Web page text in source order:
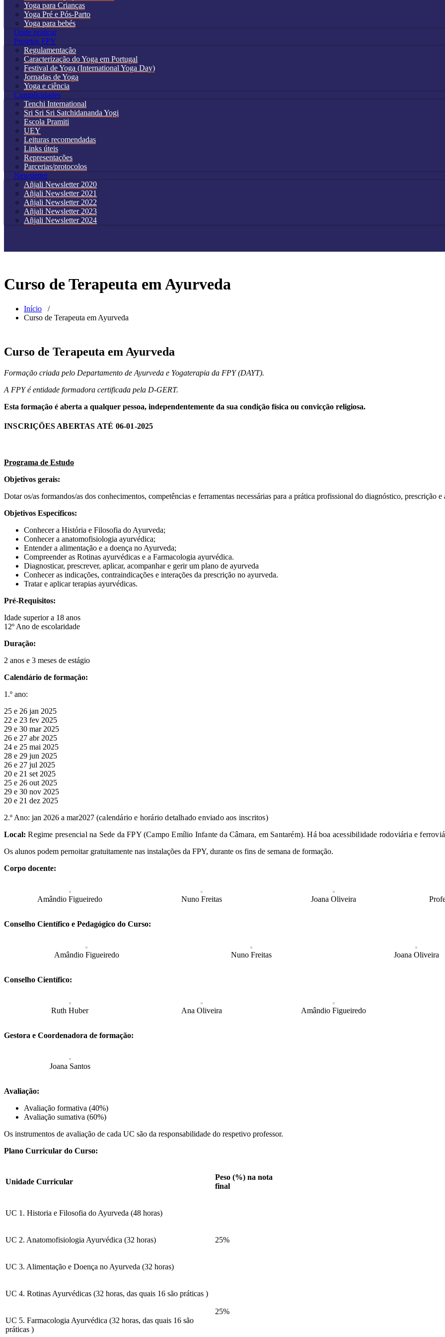
Yoga para Crianças
Yoga Pré e Pós-Parto
Yoga para bebés
Onde praticar
Projetos FPY
Regulamentação
Caracterização do Yoga em Portugal
Festival de Yoga (International Yoga Day)
Jornadas de Yoga
Yoga e ciência
Cumplicidades
Tenchi International
Sri Sri Sri Satchidananda Yogi
Escola Pramiti
UEY
Leituras recomendadas
Links úteis
Representações
Parcerias/protocolos
Newsletter
Añjali Newsletter 2020
Añjali Newsletter 2021
Añjali Newsletter 2022
Añjali Newsletter 2023
Añjali Newsletter 2024
Curso de Terapeuta em Ayurveda
Início /
Curso de Terapeuta em Ayurveda
Curso de Terapeuta em Ayurveda
Formação criada pelo Departamento de Ayurveda e Yogaterapia da FPY (DAYT).
A FPY é entidade formadora certificada pela D-GERT.
Esta formação é aberta a qualquer pessoa, independentemente da sua condição física ou convicção religiosa.
INSCRIÇÕES ABERTAS ATÉ 06-01-2025
Programa de Estudo
Objetivos gerais:
Dotar os/as formandos/as dos conhecimentos, competências e ferramentas necessárias para a prática profissional do diagnóstico, prescrição
Objetivos Específicos:
Conhecer a História e Filosofia do Ayurveda;
Conhecer a anatomofisiologia ayurvédica;
Entender a alimentação e a doença no Ayurveda;
Compreender as Rotinas ayurvédicas e a Farmacologia ayurvédica.
Diagnosticar, prescrever, aplicar, acompanhar e gerir um plano de ayurveda
Conhecer as indicações, contraindicações e interações da prescrição no ayurveda.
Tratar e aplicar terapias ayurvédicas.
Pré-Requisitos:
Idade superior a 18 anos
12º Ano de escolaridade
Duração:
2 anos e 3 meses de estágio
Calendário de formação:
1.º ano:
25 e 26 jan 2025
22 e 23 fev 2025
29 e 30 mar 2025
26 e 27 abr 2025
24 e 25 mai 2025
28 e 29 jun 2025
26 e 27 jul 2025
20 e 21 set 2025
25 e 26 out 2025
29 e 30 nov 2025
20 e 21 dez 2025
2.º Ano: jan 2026 a mar2027 (calendário e horário detalhado enviado aos inscritos)
Local:Regime presencial na Sede da FPY (Campo Emílio Infante da Câmara, em Santarém). Há boa acessibilidade rodoviária e
Os alunos podem pernoitar gratuitamente nas instalações da FPY, durante os fins de semana de formação.
Corpo docente:
Amândio Figueiredo Nuno Freitas Joana Oliveira
Conselho Científico e Pedagógico do Curso:
Amândio Figueiredo Nuno Freitas Joana Oliveira
Conselho Científico:
Ruth Huber Ana Oliveira Amândio Figueiredo
Gestora e Coordenadora de formação:
Joana Santos
Avaliação:
Avaliação formativa (40%)
Avaliação sumativa (60%)
Os instrumentos de avaliação de cada UC são da responsabilidade do respetivo professor.
Plano Curricular do Curso:
Unidade Curricular
Peso (%) na nota
final
UC 1. Historia e Filosofia do Ayurveda (48 horas)
25%
UC 2. Anatomofisiologia Ayurvédica (32 horas)
UC 3. Alimentação e Doença no Ayurveda (32 horas)
UC 4. Rotinas Ayurvédicas (32 horas, das quais 16 são práticas )
25%
UC 5. Farmacologia Ayurvédica (32 horas, das quais 16 são
práticas )